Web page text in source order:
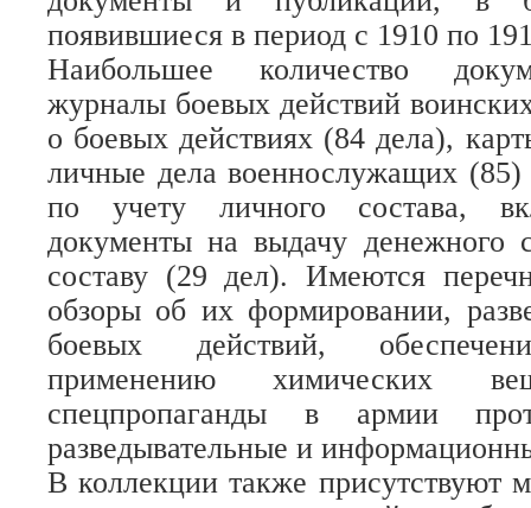
появившиеся в период с 1910 по
Наибольшее количество
журналы боевых действий
о боевых действиях (84 дела),
личные дела военнослужащих
по учету личного состава,
документы на выдачу денежного
составу (29 дел). Имеются
обзоры об их формировании,
боевых действий,
применению химических
спецпропаганды в армии
разведывательные и
В коллекции также присутствуют